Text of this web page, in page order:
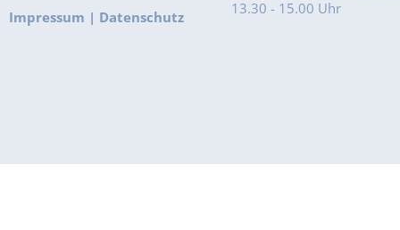
Impressum | Datenschutz
13.30 - 15.00 Uhr